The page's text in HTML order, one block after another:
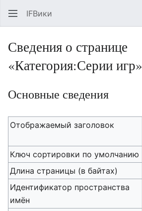
IFВики
Сведения о странице
«Категория:Серии игр»
Основные сведения
Отображаемый заголовок
Ключ сортировки по умолчанию
Длина страницы (в байтах)
Идентификатор пространства
имён